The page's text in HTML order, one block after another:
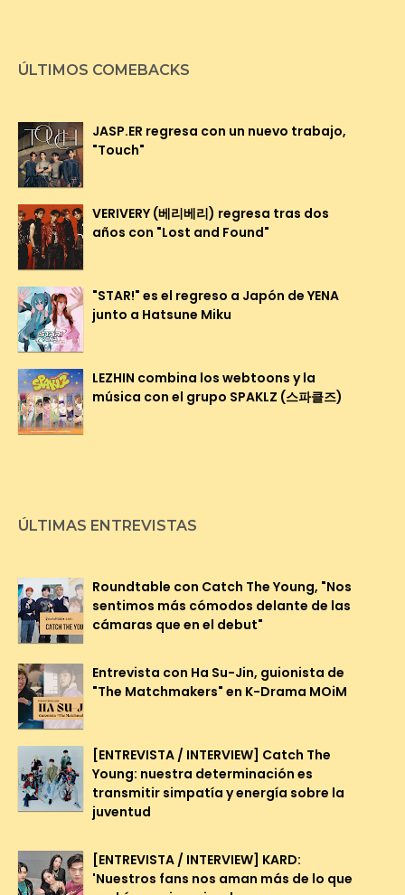
ÚLTIMOS COMEBACKS
JASP.ER regresa con un nuevo trabajo,
"Touch"
VERIVERY (베리베리) regresa tras dos
años con "Lost and Found"
"STAR!" es el regreso a Japón de YENA
junto a Hatsune Miku
LEZHIN combina los webtoons y la
música con el grupo SPAKLZ (스파클즈)
ÚLTIMAS ENTREVISTAS
Roundtable con Catch The Young, "Nos
sentimos más cómodos delante de las
cámaras que en el debut"
Entrevista con Ha Su-Jin, guionista de
"The Matchmakers" en K-Drama MOiM
[ENTREVISTA / INTERVIEW] Catch The
Young: nuestra determinación es
transmitir simpatía y energía sobre la
juventud
[ENTREVISTA / INTERVIEW] KARD:
'Nuestros fans nos aman más de lo que